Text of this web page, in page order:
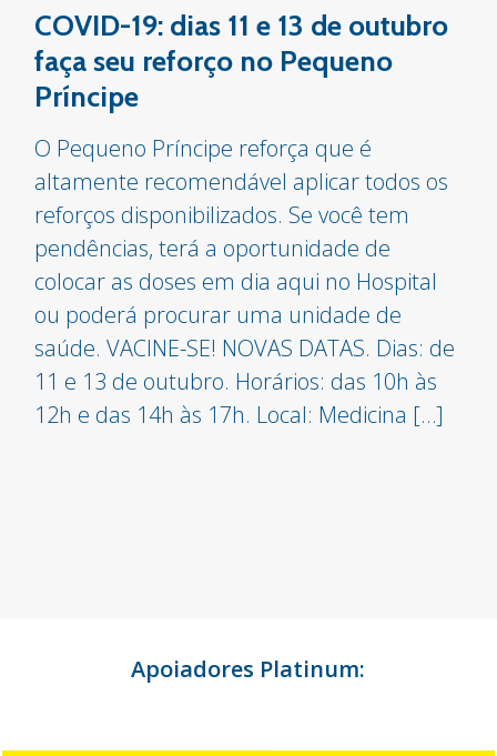
COVID-19: dias 11 e 13 de outubro
faça seu reforço no Pequeno
Príncipe
O Pequeno Príncipe reforça que é
altamente recomendável aplicar todos os
reforços disponibilizados. Se você tem
pendências, terá a oportunidade de
colocar as doses em dia aqui no Hospital
ou poderá procurar uma unidade de
saúde. VACINE-SE! NOVAS DATAS. Dias: de
11 e 13 de outubro. Horários: das 10h às
12h e das 14h às 17h. Local: Medicina […]
Apoiadores Platinum: